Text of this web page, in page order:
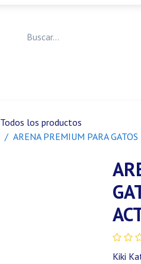
Todos los productos
ARENA PREMIUM PARA
Kiki